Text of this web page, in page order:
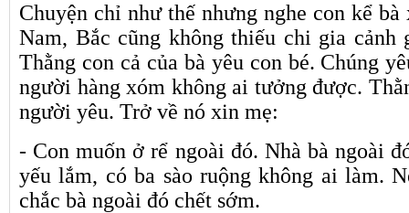
Chuyện chỉ như thế nhưng nghe con kể
Nam, Bắc cũng không thiếu chi gia cảnh
Thằng con cả của bà yêu con bé. Chúng
người hàng xóm không ai tưởng được.
người yêu. Trở về nó xin mẹ:
- Con muốn ở rể ngoài đó. Nhà bà ngoài
yếu lắm, có ba sào ruộng không ai làm.
chắc bà ngoài đó chết sớm.